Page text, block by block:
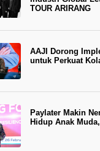
TOUR ARIRANG
AAJI Dorong
untuk Perkuat
Paylater Makin
Hidup Anak